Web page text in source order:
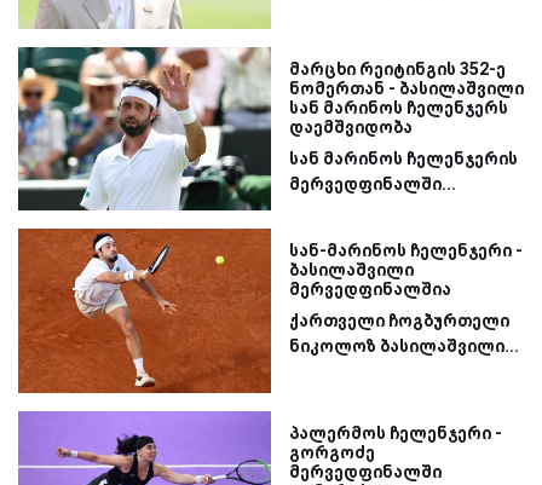
მარცხი რეიტინგის 352-ე
ნომერთან - ბასილაშვილი
სან მარინოს ჩელენჯერს
დაემშვიდობა
სან მარინოს ჩელენჯერის
მერვედფინალში...
სან-მარინოს ჩელენჯერი -
ბასილაშვილი
მერვედფინალშია
ქართველი ჩოგბურთელი
ნიკოლოზ ბასილაშვილი...
პალერმოს ჩელენჯერი -
გორგოძე
მერვედფინალში